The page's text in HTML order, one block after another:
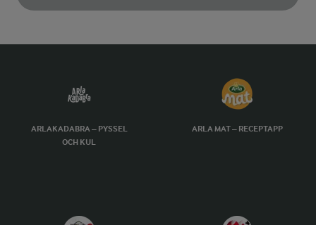
ARLAKADABRA – PYSSEL
OCH KUL
ARLA MAT – RECEPTAPP